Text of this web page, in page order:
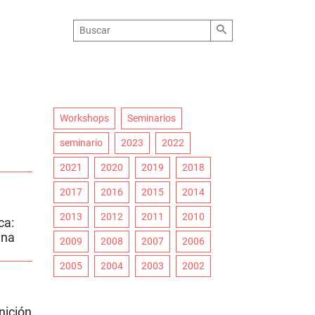
Workshops Seminarios
seminario 2023 2022
2021 2020 2019 2018
2017 2016 2015 2014
2013 2012 2011 2010
2009 2008 2007 2006
2005 2004 2003 2002